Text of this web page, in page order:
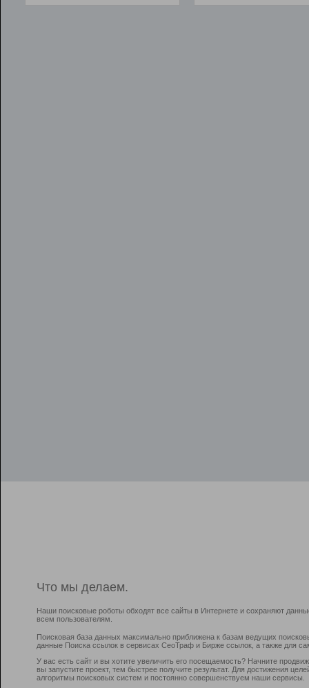
Что мы делаем.
Наши поисковые роботы обходят все сайты в Интернете и сохраняют
всем пользователям.
Поисковая база данных максимально приближена к базам ведущих
данные Поиска ссылок в сервисах СеоТраф и Бирже ссылок, а также для
У вас есть сайт и вы хотите увеличить его посещаемость? Начните
вы запустите проект, тем быстрее получите результат. Для достижения
алгоритмы поисковых систем и постоянно совершенствуем наши сервисы.